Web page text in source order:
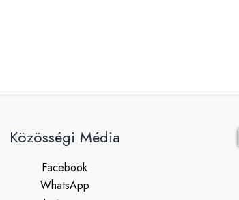
Közösségi Média
Facebook
WhatsApp